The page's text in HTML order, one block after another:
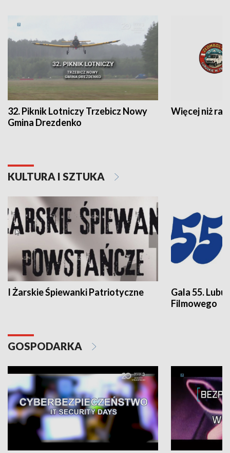
32. Piknik Lotniczy Trzebicz Nowy
Gmina Drezdenko
Więcej niż rajd
KULTURA I SZTUKA
I Żarskie Śpiewanki Patriotyczne
Gala 55.
Filmowego
GOSPODARKA